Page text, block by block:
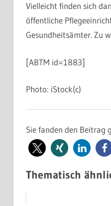
Vielleicht finden sich
öffentliche
Gesundheitsämter. Zu
[ABTM id=1883]
Photo: iStock(c)
Sie fanden den Beitrag
Thematisch